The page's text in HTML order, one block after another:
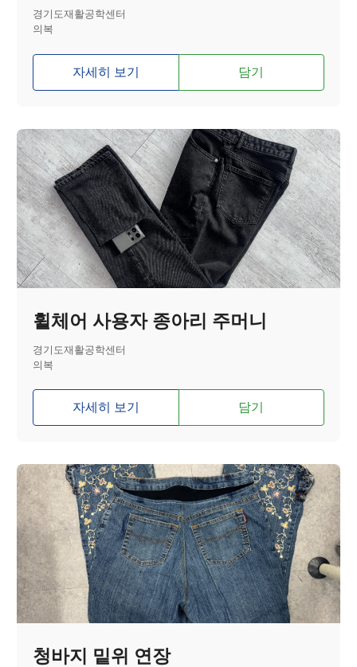
경기도재활공학센터
의복
자세히 보기 담기
휠체어 사용자 종아리 주머니
경기도재활공학센터
의복
자세히 보기 담기
청바지 밑위 연장